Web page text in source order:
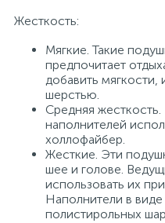
Жесткость:
Мягкие. Такие
предпочитает
добавить
шерстью.
Средняя жесткость.
наполнителей
холлофайбер.
Жесткие. Эти
шее и голове.
использовать их
Наполнители в виде
полистирольных